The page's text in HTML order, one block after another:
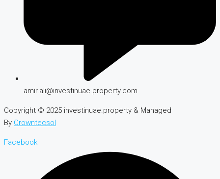
amir.ali@investinuae.property.com
Copyright © 2025 investinuae.property & Managed
By Crowntecsol
Facebook